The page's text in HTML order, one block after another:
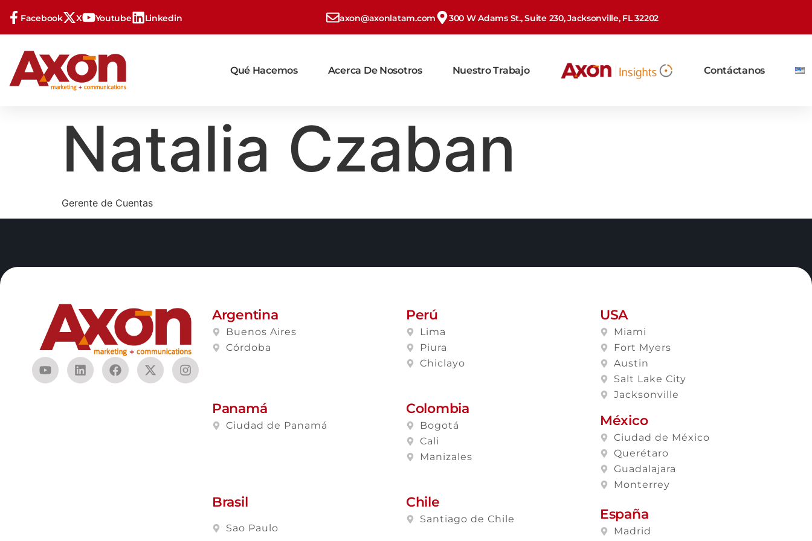
Facebook X Youtube Linkedin axon@axonlatam.com 300 W Adams St., Suite 230, Jacksonville, FL 32202
Qué Hacemos Acerca De Nosotros Nuestro Trabajo Contáctanos
Natalia Czaban
Gerente de Cuentas
Argentina
Buenos Aires
Córdoba
Panamá
Ciudad de Panamá
Brasil
Sao Paulo
Perú
Lima
Piura
Chiclayo
Colombia
Bogotá
Cali
Manizales
Chile
Santiago de Chile
USA
Miami
Fort Myers
Austin
Salt Lake City
Jacksonville
México
Ciudad de México
Querétaro
Guadalajara
Monterrey
España
Madrid